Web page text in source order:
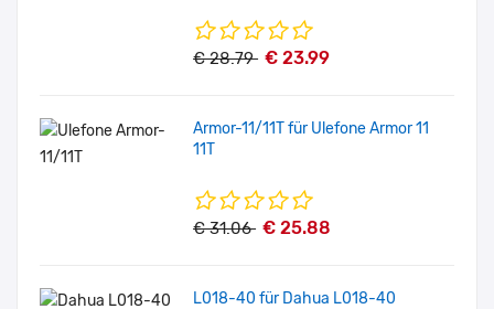
€ 28.79 € 23.99
Armor-11/11T für Ulefone Armor 11
11T
€ 31.06 € 25.88
L018-40 für Dahua L018-40